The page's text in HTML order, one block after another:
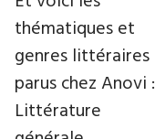
thématiques et
genres littéraires
parus chez Anovi :
Littérature